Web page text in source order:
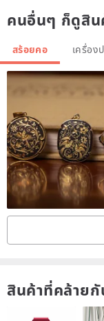
(please inform the
without pierced ears
3. Special reminder,
finger, or ask the
the right size~
4. Production
randomly)
5. Production period:
other instructions:
Friends who place
information on the
Lucky bag adopts
คนอื่นๆ ก็ดูสิน
สร้อยคอ เครื่อง
สินค้าที่คล้าย